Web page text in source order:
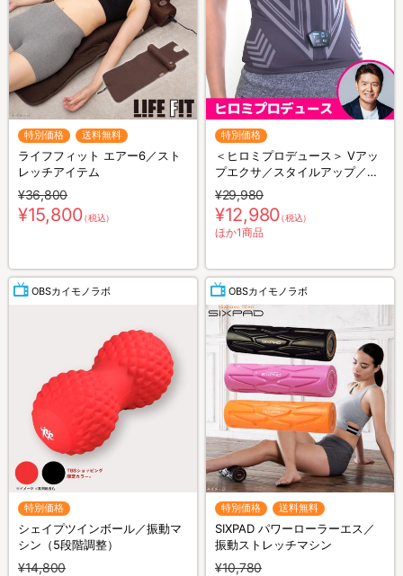
特別価格 送料無料
ライフフィット エアー6／スト
レッチアイテム
¥36,800
¥15,800（税込）
特別価格
＜ヒロミプロデュース＞ Vアッ
プエクサ／スタイルアップ／お
腹用EMS
¥29,980
¥12,980（税込）
ほか1商品
OBSカイモノラボ
特別価格
シェイプツインボール／振動マ
シン（5段階調整）
¥14,800
OBSカイモノラボ
特別価格 送料無料
SIXPAD パワーローラーエス／
振動ストレッチマシン
¥10,780